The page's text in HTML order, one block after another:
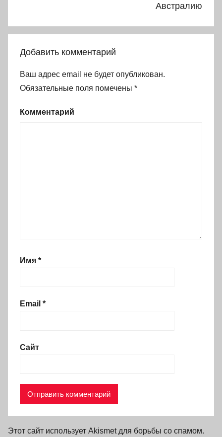
Австралию
Добавить комментарий
Ваш адрес email не будет опубликован.
Обязательные поля помечены *
Комментарий
Имя *
Email *
Сайт
Этот сайт использует Akismet для борьбы со спамом.